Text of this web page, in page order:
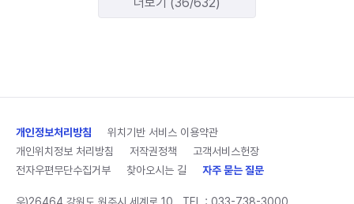
개인정보처리방침
위치기반 서비스 이용약관
개인위치정보 처리방침
저작권정책
고객서비스헌장
전자우편무단수집거부
찾아오시는 길 자주 묻는 질문